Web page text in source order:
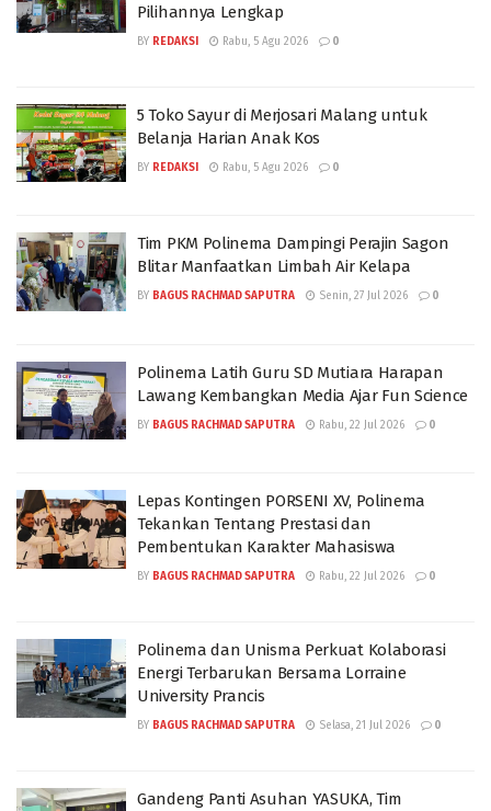
Pilihannya Lengkap
BY REDAKSI Rabu, 5 Agu 2026 0
5 Toko Sayur di Merjosari Malang untuk
Belanja Harian Anak Kos
BY REDAKSI Rabu, 5 Agu 2026 0
Tim PKM Polinema Dampingi Perajin Sagon
Blitar Manfaatkan Limbah Air Kelapa
BY BAGUS RACHMAD SAPUTRA Senin, 27 Jul 2026 0
Polinema Latih Guru SD Mutiara Harapan
Lawang Kembangkan Media Ajar Fun Science
BY BAGUS RACHMAD SAPUTRA Rabu, 22 Jul 2026 0
Lepas Kontingen PORSENI XV, Polinema
Tekankan Tentang Prestasi dan
Pembentukan Karakter Mahasiswa
BY BAGUS RACHMAD SAPUTRA Rabu, 22 Jul 2026 0
Polinema dan Unisma Perkuat Kolaborasi
Energi Terbarukan Bersama Lorraine
University Prancis
BY BAGUS RACHMAD SAPUTRA Selasa, 21 Jul 2026 0
Gandeng Panti Asuhan YASUKA, Tim